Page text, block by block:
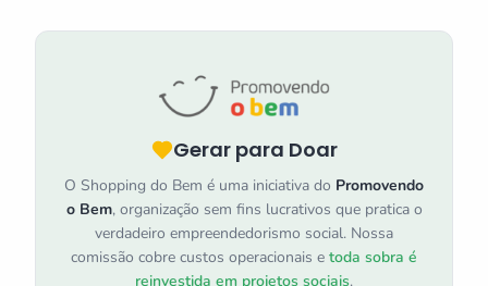
Gerar para Doar
O Shopping do Bem é uma iniciativa do Promovendo
o Bem, organização sem fins lucrativos que pratica o
verdadeiro empreendedorismo social. Nossa
comissão cobre custos operacionais e toda sobra é
reinvestida em projetos sociais.